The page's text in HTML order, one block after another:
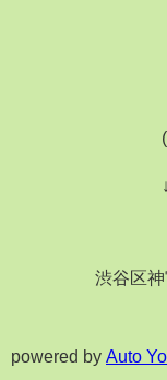
渋谷区
powered by Auto